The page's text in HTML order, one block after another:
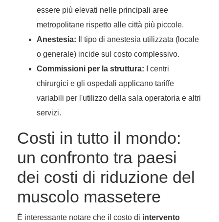
essere più elevati nelle principali aree
metropolitane rispetto alle città più piccole.
Anestesia: Il tipo di anestesia utilizzata (locale
o generale) incide sul costo complessivo.
Commissioni per la struttura: I centri
chirurgici e gli ospedali applicano tariffe
variabili per l'utilizzo della sala operatoria e altri
servizi.
Costi in tutto il mondo:
un confronto tra paesi
dei costi di riduzione del
muscolo massetere
È interessante notare che il costo di intervento